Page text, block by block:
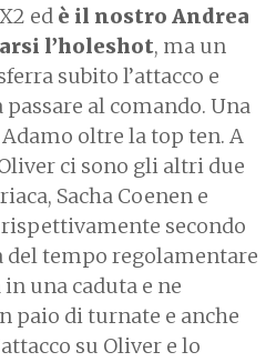
ed è il nostro Andrea
l’holeshot, ma un
subito l’attacco e
al comando. Una
oltre la top ten. A
ci sono gli altri due
Sacha Coenen e
secondo
del tempo regolamentare
una caduta e ne
paio di turnate e anche
su Oliver e lo